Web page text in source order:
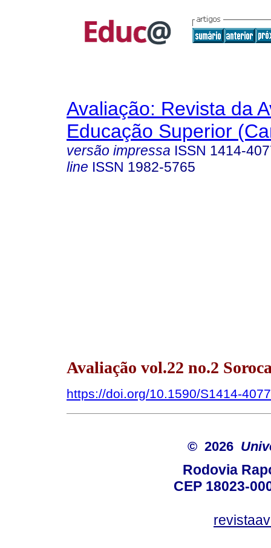
Avaliação: Revista da
Educação Superior
versão impressa ISSN 1414-
line ISSN 1982-5765
Avaliação vol.22 no.2
https://doi.org/10.1590/S1414-
© 2026
Rodovia
CEP 18023-